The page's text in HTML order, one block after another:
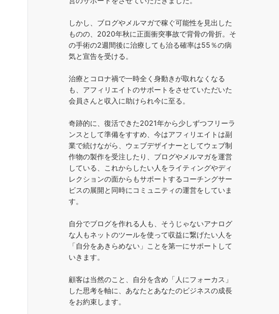
しかし、ブログやメルマガで稼ぐ可能性を見出した
ものの、2020年秋に正面衝突事故で背骨の骨折。そ
の手術の2週間後に治療しても治る確率は55％の病
気と宣告を受ける。
治療とコロナ禍で一時全く身動きが取れなくなる
も、アフィリエイトのサポートをさせていただいた
会員さんと収入に助けられ今に至る。
奇跡的に、復活できた2021年から少しずつフリーラ
ンスとして準備をすすめ、今はアフィリエイトは副
業で続けながら、ウェブデザイナーとしてウェブ制
作物の製作を受注したり、ブログやメルマガを運営
している、これからしたい人をライティングやディ
レクションの面からもサポートするコーチングサー
ビスの展開と同時にコミュニティの運営をしていま
す。
自分でブログを作れる人も、そうじゃないアナログ
な人もネットのツールを使って収益に繋げたい人を
「自分をあきらめない」ことを第一にサポートして
いきます。
顧客は当然のこと、自分を含め「人にフォーカス」
した思考を軸に、あなたとあなたのビジネスの成長
をお約束します。